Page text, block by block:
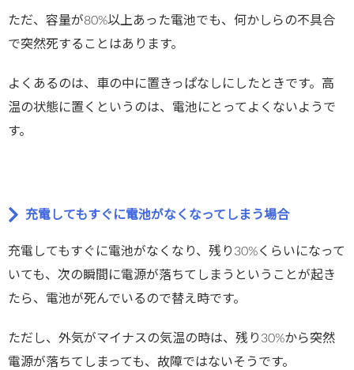
ただ、容量が80%以上あった電池でも、何かしらの不具合
で突然死することはあります。
よくあるのは、車の中に置きっぱなしにしたときです。高
温の状態に置くというのは、電池にとってよくないようで
す。
充電してもすぐに電池がなくなってしまう場合
充電してもすぐに電池がなくなり、残り30%くらいになって
いても、次の瞬間に電源が落ちてしまうということが起き
たら、電池が死んでいるので替え時です。
ただし、外気がマイナスの気温の時は、残り30%から突然
電源が落ちてしまっても、故障ではないそうです。